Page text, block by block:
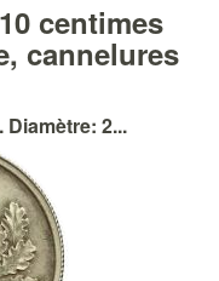
centimes
cannelures
2...